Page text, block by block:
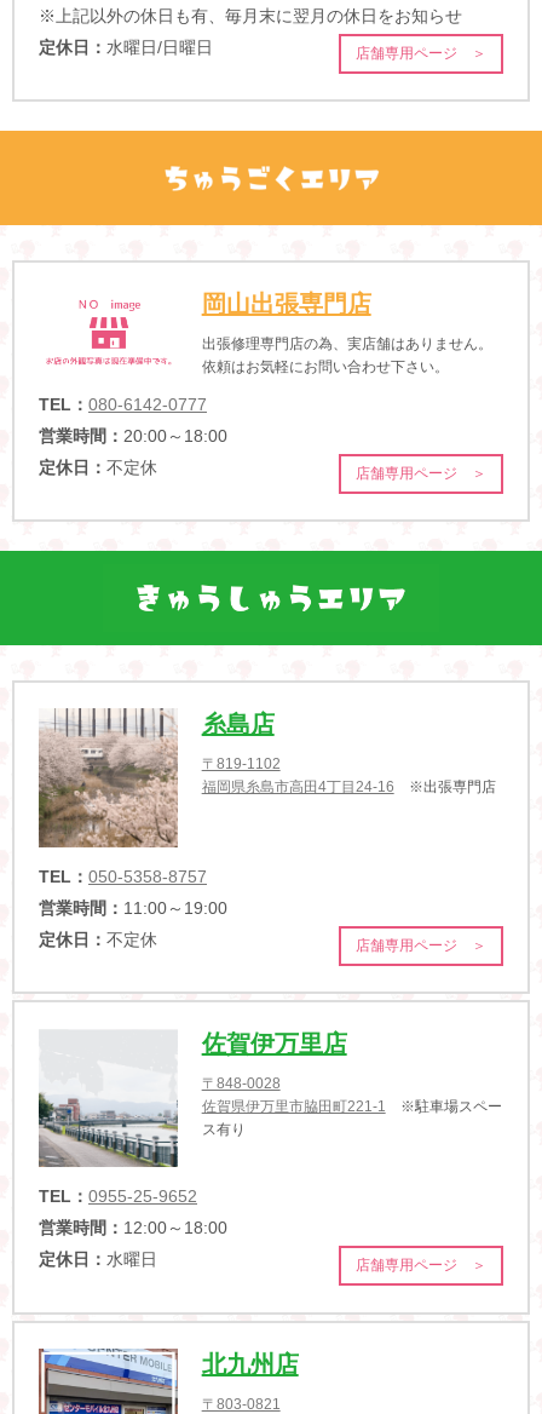
※上記以外の休日も有、毎月末に翌月の休日をお知らせ
定休日： 水曜日/日曜日 店舗専用ページ ＞
岡山出張専門店
出張修理専門店の為、実店舗はありません。
依頼はお気軽にお問い合わせ下さい。
TEL： 080-6142-0777
営業時間： 20:00～18:00
定休日： 不定休 店舗専用ページ ＞
糸島店
〒819-1102
福岡県糸島市高田4丁目24-16 ※出張専門店
TEL： 050-5358-8757
営業時間： 11:00～19:00
定休日： 不定休 店舗専用ページ ＞
佐賀伊万里店
〒848-0028
佐賀県伊万里市脇田町221-1 ※駐車場スペー
ス有り
TEL： 0955-25-9652
営業時間： 12:00～18:00
定休日： 水曜日 店舗専用ページ ＞
北九州店
〒803-0821